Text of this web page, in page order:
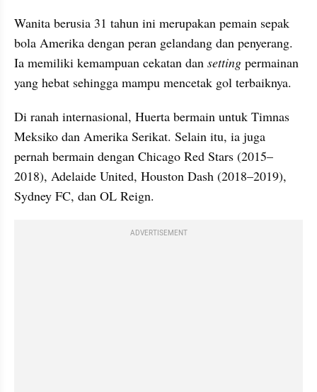
Wanita berusia 31 tahun ini merupakan pemain sepak
bola Amerika dengan peran gelandang dan penyerang.
Ia memiliki kemampuan cekatan dan setting permainan
yang hebat sehingga mampu mencetak gol terbaiknya.
Di ranah internasional, Huerta bermain untuk Timnas
Meksiko dan Amerika Serikat. Selain itu, ia juga
pernah bermain dengan Chicago Red Stars (2015–
2018), Adelaide United, Houston Dash (2018–2019),
Sydney FC, dan OL Reign.
ADVERTISEMENT